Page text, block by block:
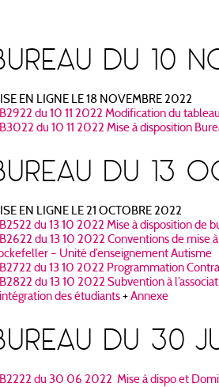
DU 10
EN LIGNE LE 18 NOVEMBRE 2022
du 10 11 2022 Modification du
du 10 11 2022 Mise à disposition
DU 13
EN LIGNE LE 21 OCTOBRE 2022
du 13 10 2022 Mise à disposition de
du 13 10 2022 Conventions de mise
– Unité d’enseignement Autisme
du 13 10 2022 Programmation
du 13 10 2022 Subvention à
des étudiants + Annexe
DU 30
du 30 06 2022 Mise à dispo et